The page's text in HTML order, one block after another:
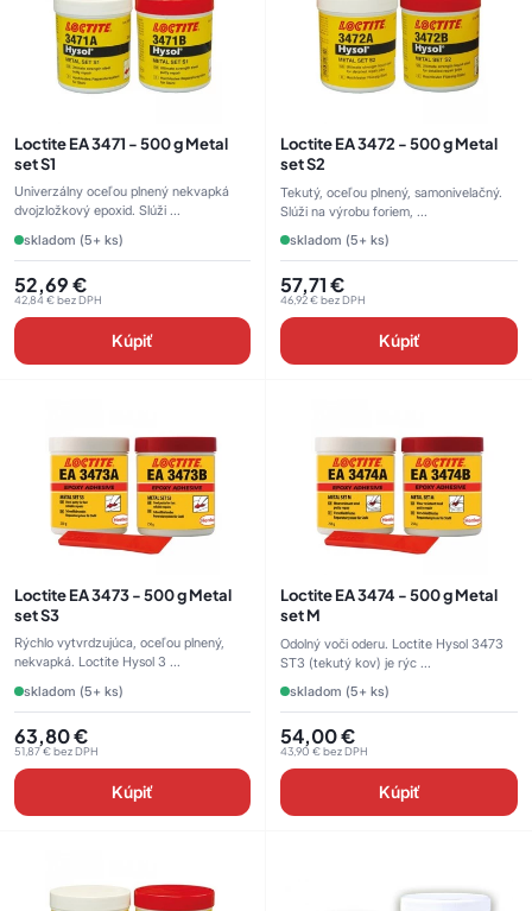
Loctite EA 3471 - 500 g Metal
set S1
Univerzálny oceľou plnený nekvapká
dvojzložkový epoxid. Slúži ...
skladom (5+ ks)
52,69€
42,84 €bez DPH
Kúpiť
Loctite EA 3472 - 500 g Metal
set S2
Tekutý, oceľou plnený, samonivelačný.
Slúži na výrobu foriem, ...
skladom (5+ ks)
57,71€
46,92€bez DPH
Kúpiť
Loctite EA 3473 - 500 g Metal
set S3
Rýchlo vytvrdzujúca, oceľou plnený,
nekvapká. Loctite Hysol 3 ...
skladom (5+ ks)
63,80€
51,87€bez DPH
Kúpiť
Loctite EA 3474 - 500 g Metal
set M
Odolný voči oderu. Loctite Hysol 3473
ST3 (tekutý kov) je rýc ...
skladom (5+ ks)
54,00€
43,90 €bez DPH
Kúpiť